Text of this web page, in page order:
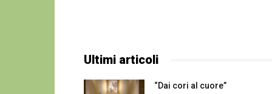
Ultimi articoli
“Dai cori al cuore”